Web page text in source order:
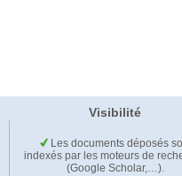
Visibilité
Les documents déposés
indexés par les moteurs de
(Google Scholar,…).